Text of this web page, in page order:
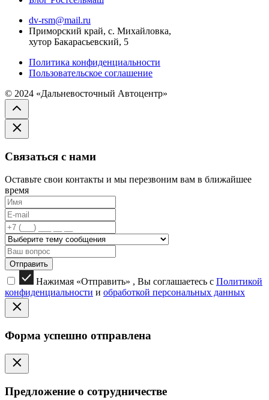
dv-rsm@mail.ru
Приморский край, с. Михайловка,
хутор Бакарасьевский, 5
Политика конфиденциальности
Пользовательское соглашение
© 2024 «Дальневосточный Автоцентр»
Связаться с нами
Оставьте свои контакты и мы перезвоним вам в ближайшее
время
Отправить
Нажимая «Отправить» , Вы соглашаетесь с Политикой
конфиденциальности и обработкой персональных данных
Форма успешно отправлена
Предложение о сотрудничестве